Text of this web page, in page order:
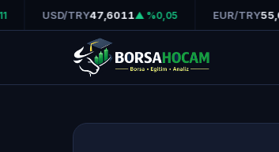
USD/TRY47,6011▲ %0,05 EUR/TRY